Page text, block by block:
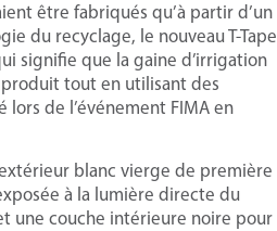
être fabriqués qu’à partir d’un
du recyclage, le nouveau T-Tape
signifie que la gaine d’irrigation
tout en utilisant des
lors de l’événement FIMA en
blanc vierge de première
à la lumière directe du
une couche intérieure noire pour